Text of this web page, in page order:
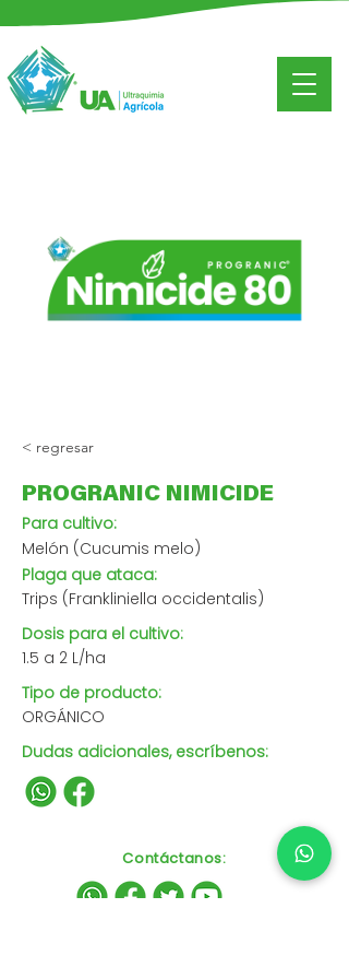
< regresar
PROGRANIC NIMICIDE
Para cultivo:
Melón (Cucumis melo)
Plaga que ataca:
Trips (Frankliniella occidentalis)
Dosis para el cultivo:
1.5 a 2 L/ha
Tipo de producto:
ORGÁNICO
Dudas adicionales, escríbenos:
Contáctanos: